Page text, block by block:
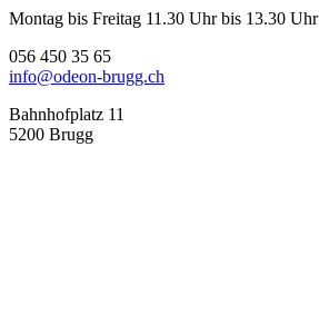
Montag bis Freitag 11.30 Uhr bis 13.30 Uhr
056 450 35 65
info@odeon-brugg.ch
Bahnhofplatz 11
5200 Brugg